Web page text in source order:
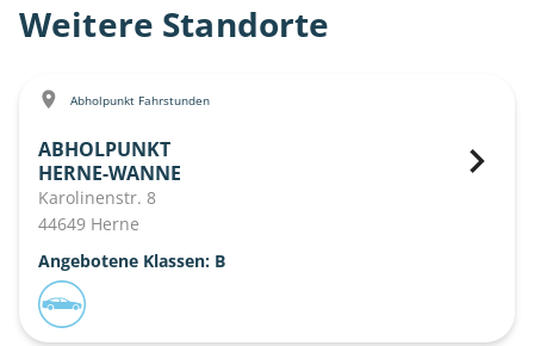
Weitere Standorte
Abholpunkt Fahrstunden
ABHOLPUNKT
HERNE-WANNE
Karolinenstr. 8
44649 Herne
Angebotene Klassen: B